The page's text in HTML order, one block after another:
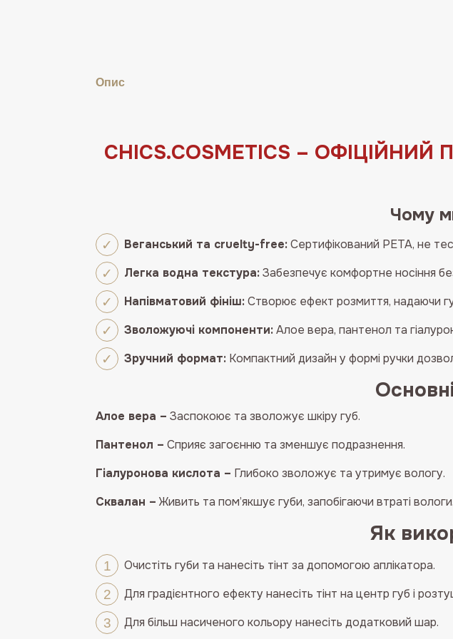
Опис
CHICS.COSMETICS –
Чому
Веганський та cruelty-free:Сертифікований PETA, не
Легка водна текстура:Забезпечує комфортне носіння
Напівматовий фініш:Створює ефект розмиття, надаючи
Зволожуючі компоненти:Алое вера, пантенол та
Зручний формат: Компактний дизайн у формі ручки
Алое вера – Заспокоює та зволожує шкіру губ.
Пантенол – Сприяє загоєнню та зменшує подразнення.
Гіалуронова кислота – Глибоко зволожує та утримує вологу.
Сквалан – Живить та пом’якшує губи, запобігаючи втраті вологи.
Як
Очистіть губи та нанесіть тінт за допомогою аплікатора.
Для градієнтного ефекту нанесіть тінт на центр губ і
Для більш насиченого кольору нанесіть додатковий шар.